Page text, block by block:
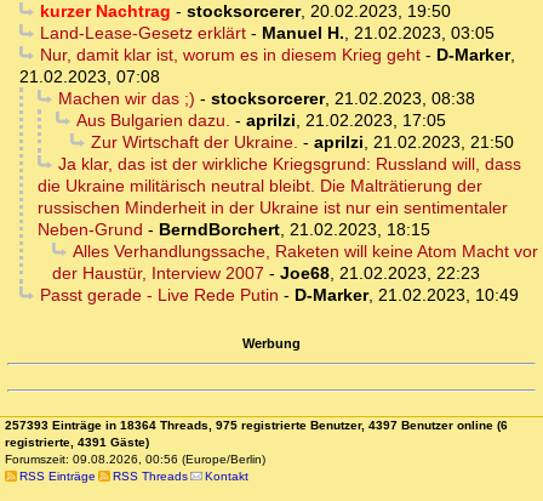
kurzer Nachtrag - stocksorcerer, 20.02.2023, 19:50
Land-Lease-Gesetz erklärt- Manuel H., 21.02.2023, 03:05
Nur, damit klar ist, worum es in diesem Krieg geht- D-Marker,
21.02.2023, 07:08
Machen wir das ;) - stocksorcerer, 21.02.2023, 08:38
Aus Bulgarien dazu. - aprilzi, 21.02.2023, 17:05
Zur Wirtschaft der Ukraine. - aprilzi, 21.02.2023, 21:50
Ja klar, das ist der wirkliche Kriegsgrund: Russland will, dass
die Ukraine militärisch neutral bleibt. Die Malträtierung der
russischen Minderheit in der Ukraine ist nur ein sentimentaler
Neben-Grund - BerndBorchert, 21.02.2023, 18:15
Alles Verhandlungssache, Raketen will keine Atom Macht vor
der Haustür, Interview 2007 - Joe68, 21.02.2023, 22:23
Passt gerade - Live Rede Putin - D-Marker, 21.02.2023, 10:49
Werbung
257393 Einträge in 18364 Threads, 975 registrierte Benutzer, 4397 Benutzer online (6
registrierte, 4391 Gäste)
Forumszeit: 09.08.2026, 00:56 (Europe/Berlin)
RSS Einträge
RSS Threads Kontakt